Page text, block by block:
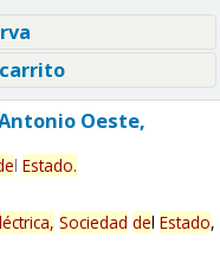
Oeste,
l Estado.
Sociedad del Estado,